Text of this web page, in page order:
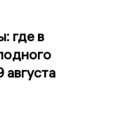
где в